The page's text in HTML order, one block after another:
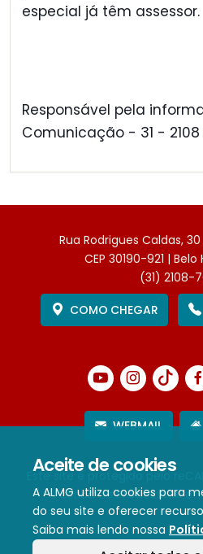
Aceite de cookies
A ALMG utiliza cookies para
do seu site e oferecer
Saiba mais lendo nossa
especial já têm assessor.
Responsável pela
Comunicação - 31 - 2108
Rua Rodrigues Caldas,
CEP 30190-921 |
(31) 2108-
COMO CHEGAR
WEBMAIL
Este site é protegido pelo
Política de Privacidadee
Termos de Uso e